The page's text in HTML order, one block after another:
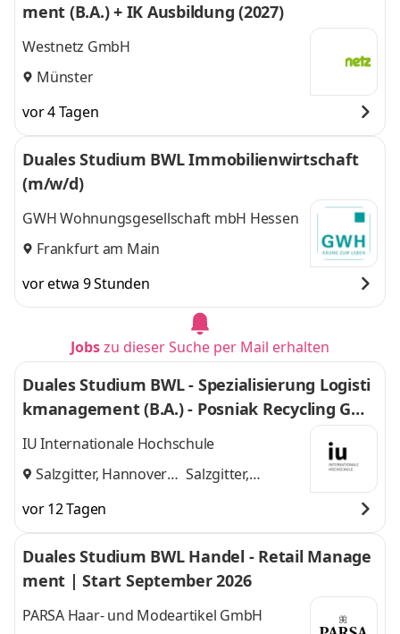
ment (B.A.) + IK Ausbildung (2027)
Westnetz GmbH
Münster
vor 4 Tagen
Duales Studium BWL Immobilienwirtschaft
(m/w/d)
GWH Wohnungsgesellschaft mbH Hessen
Frankfurt am Main
vor etwa 9 Stunden
Jobszu dieser Suche per Mail erhalten
Duales Studium BWL - Spezialisierung Logisti
kmanagement (B.A.) - Posniak Recycling Gmb
H
IU Internationale Hochschule
Salzgitter, Hannover
Salzgitter,
vor 12 Tagen
Duales Studium BWL Handel - Retail Manage
ment | Start September 2026
PARSA Haar- und Modeartikel GmbH